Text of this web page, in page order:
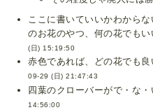
ここに書いていいかわから
のお花のやつ、何の花でも
(日) 15:19:50
赤色であれば、どの花でも
09-29 (日) 21:47:43
四葉のクローバーがで・な・
14:56:00